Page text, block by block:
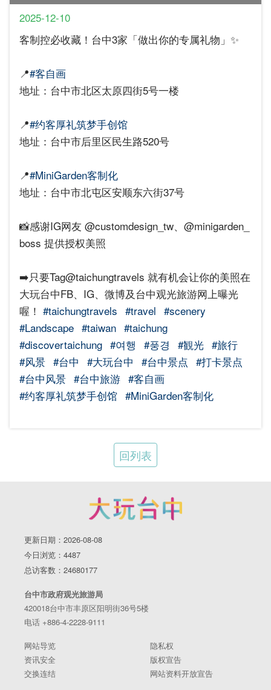
2025-12-10
客制控必收藏！台中3家「做出你的专属礼物」✨
📍#客自画
地址：台中市北区太原四街5号一楼
📍#约客厚礼筑梦手创馆
地址：台中市后里区民生路520号
📍#MiniGarden客制化
地址：台中市北屯区安顺东六街37号
📸感谢IG网友 @customdesign_tw、@minigarden_
boss 提供授权美照
➡️只要Tag@taichungtravels 就有机会让你的美照在
大玩台中FB、IG、微博及台中观光旅游网上曝光
喔！ #taichungtravels #travel #scenery
#Landscape #taiwan #taichung
#discovertaichung #여행 #풍경 #観光 #旅行
#风景 #台中 #大玩台中 #台中景点 #打卡景点
#台中风景 #台中旅游‌‌‌ #客自画
#约客厚礼筑梦手创馆 #MiniGarden客制化
回列表
更新日期：2026-08-08
今日浏览：4487
总访客数：24680177
台中市政府观光旅游局
420018台中市丰原区阳明街36号5楼
电话 +886-4-2228-9111
网站导览
隐私权
资讯安全
版权宣告
交换连结
网站资料开放宣告